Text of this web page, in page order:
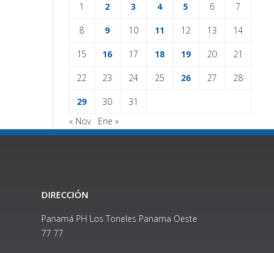
1 2 3 4 5 6 7
8 9 10 11 12 13 14
15 16 17 18 19 20 21
22 23 24 25 26 27 28
29 30
31
« Nov
Ene »
DIRECCIÓN
Panamá PH Los Toneles Panama Oeste
77 77